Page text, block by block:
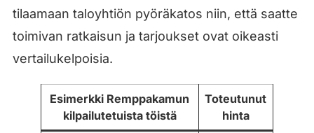
tilaamaan taloyhtiön pyöräkatos niin, että saatte
toimivan ratkaisun ja tarjoukset ovat oikeasti
vertailukelpoisia.
Esimerkki Remppakamun
kilpailutetuista töistä
Toteutunut
hinta